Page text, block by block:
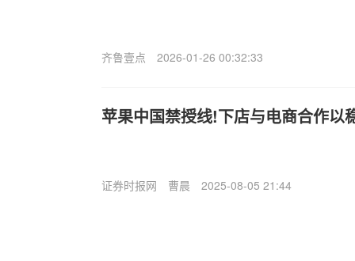
齐鲁壹点 2026-01-26 00:32:33
苹果中国禁授线!下店与电商合作
证券时报网 曹晨 2025-08-05 21:44